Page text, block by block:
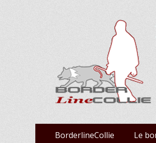
Premier menu
BorderlineCollie Le